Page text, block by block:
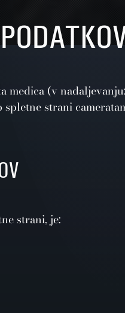
medica (v nadaljevanju:
strani
strani, je: